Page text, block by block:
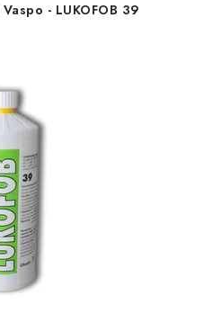
- LUKOFOB 39